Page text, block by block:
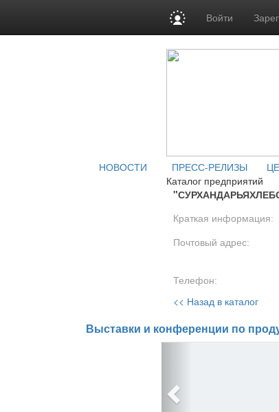
Войти
НОВОСТИ ПРЕСС-РЕЛИЗЫ
Каталог предприятий
Краткая информация:
Почтовый адрес:
Телефон:
<< Назад в каталог
Выставки и конференции по